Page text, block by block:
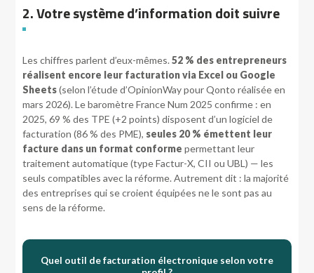
2. Votre système d’information doit suivre
Les chiffres parlent d’eux-mêmes.52 % des entrepreneurs
réalisent encore leur facturation via Excel ou Google
Sheets(selon l’étude d’OpinionWay pour Qonto réalisée en
mars 2026). Le baromètre France Num 2025 confirme : en
2025, 69 % des TPE (+2 points) disposent d’un logiciel de
facturation (86 % des PME), seules 20 % émettent leur
facture dans un format conforme permettant leur
traitement automatique (type Factur-X, CII ou UBL) — les
seuls compatibles avec la réforme. Autrement dit : la majorité
des entreprises qui se croient équipées ne le sont pas au
sens de la réforme.
Quel outil de facturation électronique selon votre